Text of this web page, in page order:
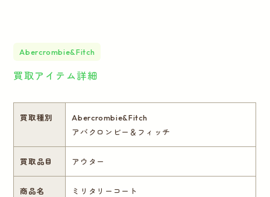
Abercrombie&Fitch
買取アイテム詳細
買取種別
Abercrombie&Fitch
アバクロンビー＆フィッチ
買取品目 アウター
商品名 ミリタリーコート